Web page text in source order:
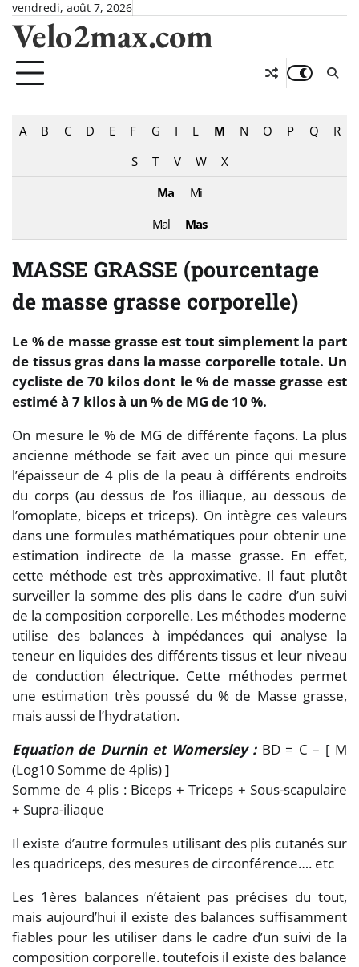
Skip
content
vendredi, août 7, 2026
Velo2max.com
A B C D E F G I L M N O P Q
R
S
T V W
X
Ma
Mi
Mal
Mas
MASSE GRASSE (pourcentage
de masse grasse corporelle)
Le % de masse grasse est tout simplement la part
de tissus gras dans la masse corporelle totale. Un
cycliste de 70 kilos dont le % de masse grasse est
estimé à 7 kilos à un % de MG de 10 %.
On mesure le % de MG de différente façons. La plus
ancienne méthode se fait avec un pince qui mesure
l’épaisseur de 4 plis de la peau à différents endroits
du corps (au dessus de l’os illiaque, au dessous de
l’omoplate, biceps et triceps). On intègre ces valeurs
dans une formules mathématiques pour obtenir une
estimation indirecte de la masse grasse. En effet,
cette méthode est très approximative. Il faut plutôt
surveiller la somme des plis dans le cadre d’un suivi
de la composition corporelle. Les méthodes moderne
utilise des balances à impédances qui analyse la
teneur en liquides des différents tissus et leur niveau
de conduction électrique. Cette méthodes permet
une estimation très poussé du % de Masse grasse,
mais aussi de l’hydratation.
Equation de Durnin et Womersley :BD = C – [ M
(Log10 Somme de 4plis) ]
Somme de 4 plis : Biceps + Triceps + Sous-scapulaire
+ Supra-iliaque
Il existe d’autre formules utilisant des plis cutanés sur
les quadriceps, des mesures de circonférence…. etc
Les 1ères balances n’étaient pas précises du tout,
mais aujourd’hui il existe des balances suffisamment
fiables pour les utiliser dans le cadre d’un suivi de la
composition corporelle. toutefois il existe des balance